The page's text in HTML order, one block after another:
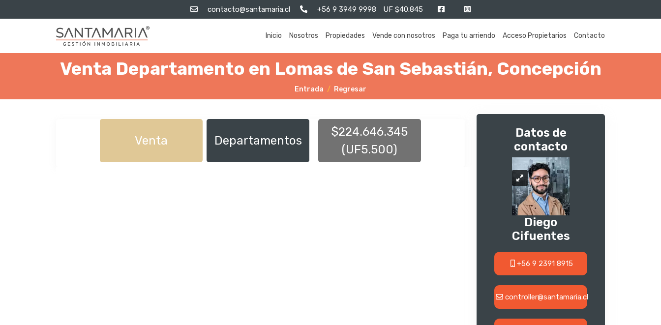
contacto@santamaria.cl +56 9 3949 9998 UF $40.845
Inicio Nosotros Propiedades Vende con nosotros Paga tu arriendo Acceso Propietarios Contacto
Venta Departamento en Lomas de San Sebastián, Concepción
Entrada Regresar
Venta Departamentos
$224.646.345
(UF5.500)
Datos de
contacto
Diego
Cifuentes
+56 9 2391 8915
controller@santamaria.cl